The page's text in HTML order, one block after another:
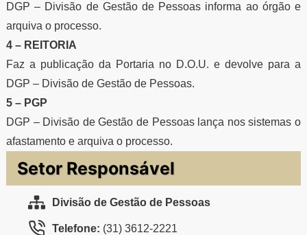
DGP – Divisão de Gestão de Pessoas informa ao órgão e
arquiva o processo.
4 – REITORIA
Faz a publicação da Portaria no D.O.U. e devolve para a
DGP – Divisão de Gestão de Pessoas.
5 – PGP
DGP – Divisão de Gestão de Pessoas lança nos sistemas o
afastamento e arquiva o processo.
Setor Responsável
Divisão de Gestão de Pessoas
Telefone: (31) 3612-2221